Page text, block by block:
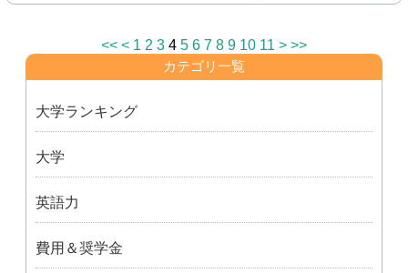
<< < 1 2 3 4 5 6 7 8 9 10 11 > >>
カテゴリ一覧
大学ランキング
大学
英語力
費用＆奨学金